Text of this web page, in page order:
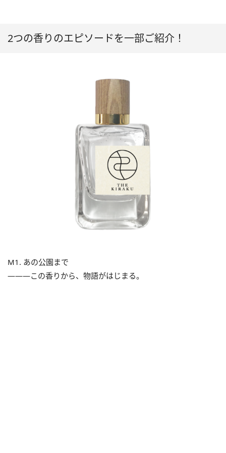
2つの香りのエピソードを一部ご紹介！
M1. あの公園まで
―――この香りから、物語がはじまる。